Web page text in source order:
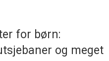
for børn:
og meget